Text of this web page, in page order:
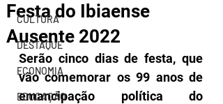
CULTURA
DESTAQUE
ECONOMIA
EDUCAÇÃO
Festa do Ibiaense
Ausente 2022
Serão cinco dias de festa, que
vão comemorar os 99 anos de
emancipação política do